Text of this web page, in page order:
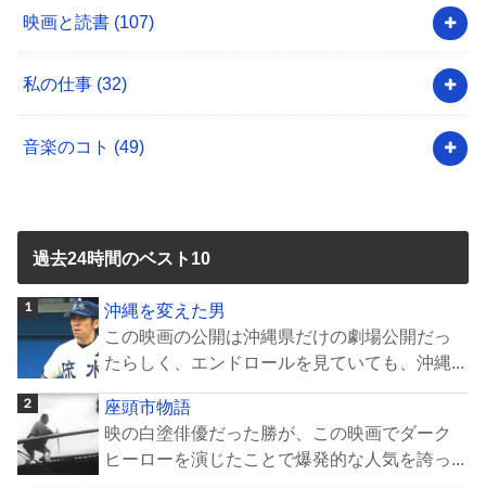
映画と読書 (107)
私の仕事 (32)
音楽のコト (49)
過去24時間のベスト10
沖縄を変えた男
この映画の公開は沖縄県だけの劇場公開だっ
たらしく、エンドロールを見ていても、沖縄...
座頭市物語
映の白塗俳優だった勝が、この映画でダーク
ヒーローを演じたことで爆発的な人気を誇っ...